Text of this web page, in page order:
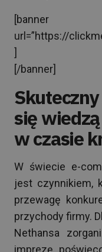
[banner
url=”https://
]
[/banner]
się
w czasie
W świecie e-
jest czynnikiem,
przewagę
przychody firmy.
Nethansa
imprezę